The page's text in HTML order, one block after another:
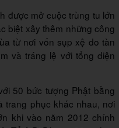
được mở cuộc trùng tu lớn
biệt xây thêm những công
từ nơi vốn sụp xệ do tàn
và tráng lệ với tổng diện
50 bức tượng Phật bằng
trang phục khác nhau, nơi
khi vào năm 2012 chính